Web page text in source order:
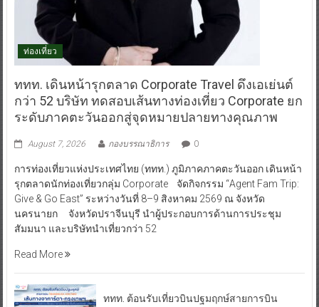
ท่องเที่ยว
ททท. เดินหน้ารุกตลาด Corporate Travel ดึงเอเย่นต์
กว่า 52 บริษัท ทดสอบเส้นทางท่องเที่ยว Corporate ยก
ระดับภาคตะวันออกสู่จุดหมายปลายทางคุณภาพ
August 7, 2026 กองบรรณาธิการ 0
การท่องเที่ยวแห่งประเทศไทย (ททท.) ภูมิภาคภาคตะวันออก เดินหน้า
รุกตลาดนักท่องเที่ยวกลุ่ม Corporate จัดกิจกรรม “Agent Fam Trip:
Give & Go East” ระหว่างวันที่ 8–9 สิงหาคม 2569 ณ จังหวัด
นครนายก จังหวัดปราจีนบุรี นำผู้ประกอบการด้านการประชุม
สัมมนา และบริษัทนำเที่ยวกว่า 52
Read More
ททท. ต้อนรับเที่ยวบินปฐมฤกษ์สายการบิน